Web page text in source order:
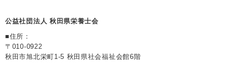
公益社団法人 秋田県栄養士会
■住所：
〒010-0922
秋田市旭北栄町1-5 秋田県社会福祉会館6階